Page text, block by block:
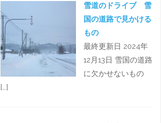
雪道のドライブ 雪
国の道路で見かける
もの
最終更新日 2024年
12月13日 雪国の道路
に欠かせないもの
[…]